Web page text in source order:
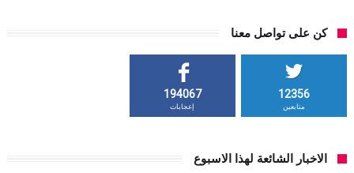
كن على تواصل معنا
12356
متابعين
194067
إعجابات
الاخبار الشائعة لهذا الاسبوع